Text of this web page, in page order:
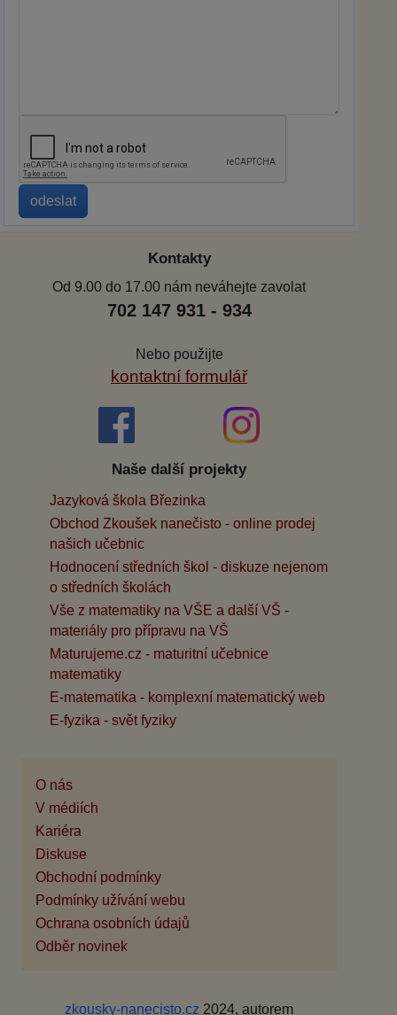
Kontakty
Od 9.00 do 17.00 nám neváhejte zavolat
702 147 931 - 934
Nebo použijte
kontaktní formulář
Naše další projekty
Jazyková škola Březinka
Obchod Zkoušek nanečisto - online prodej
našich učebnic
Hodnocení středních škol - diskuze nejenom
o středních školách
Vše z matematiky na VŠE a další VŠ -
materiály pro přípravu na VŠ
Maturujeme.cz - maturitní učebnice
matematiky
E-matematika - komplexní matematický web
E-fyzika - svět fyziky
O nás
V médiích
Kariéra
Diskuse
Obchodní podmínky
Podmínky užívání webu
Ochrana osobních údajů
Odběr novinek
zkousky-nanecisto.cz 2024, autorem